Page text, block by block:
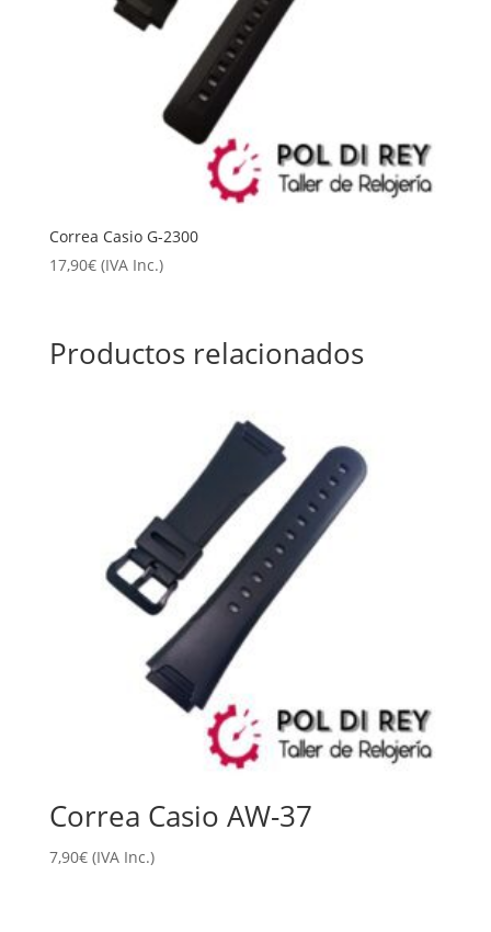
Correa Casio G-2300
17,90€ (IVA Inc.)
Productos relacionados
Correa Casio AW-37
7,90€ (IVA Inc.)